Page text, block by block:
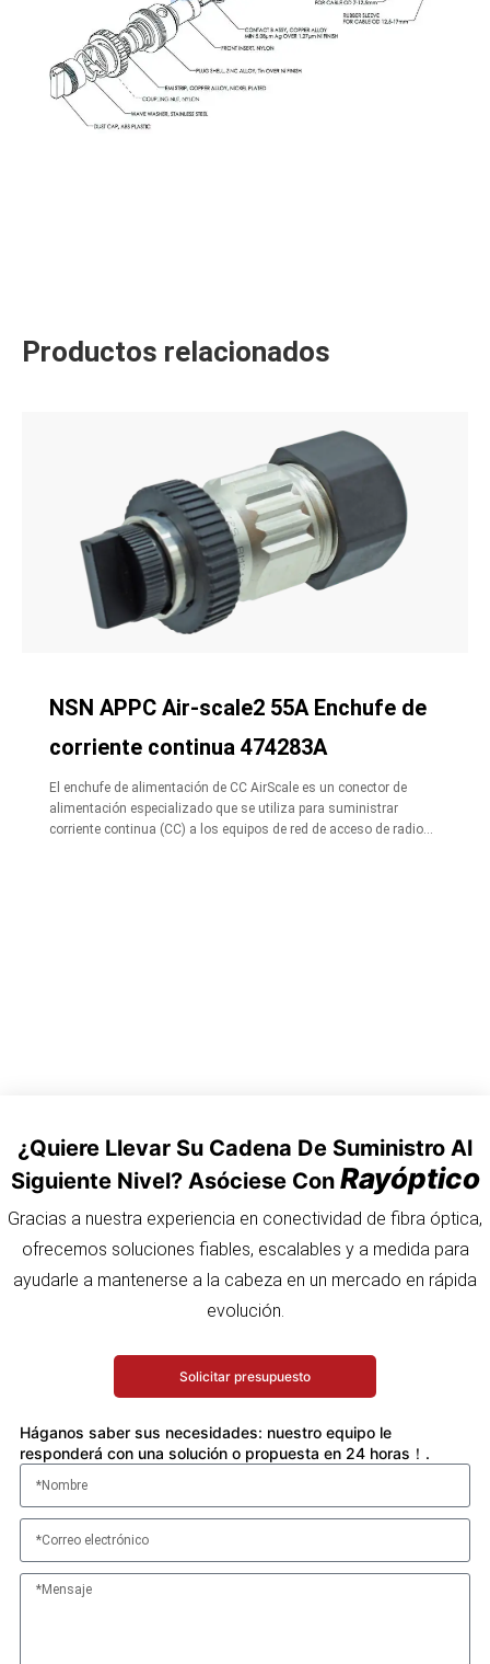
Productos relacionados
NSN APPC Air-scale2 55A Enchufe de
corriente continua 474283A
El enchufe de alimentación de CC AirScale es un conector de
alimentación especializado que se utiliza para suministrar
corriente continua (CC) a los equipos de red de acceso de radio
¿Quiere Llevar Su Cadena De Suministro Al
Siguiente Nivel? Asóciese Con Rayóptico
Gracias a nuestra experiencia en conectividad de fibra óptica,
ofrecemos soluciones fiables, escalables y a medida para
ayudarle a mantenerse a la cabeza en un mercado en rápida
evolución.
Solicitar presupuesto
Háganos saber sus necesidades: nuestro equipo le
responderá con una solución o propuesta en 24 horas！.